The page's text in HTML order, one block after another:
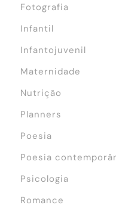
Fotografia
Infantil
Infantojuvenil
Maternidade
Nutrição
Planners
Poesia
Poesia
Psicologia
Romance